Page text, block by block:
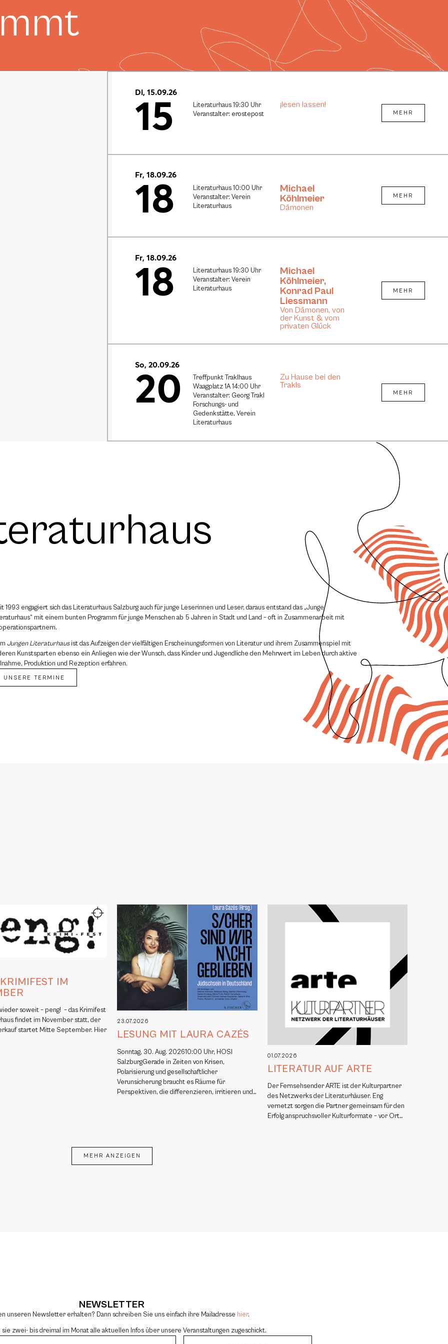
Di, 15.09.26
15
Literaturhaus 19:30 Uhr
Veranstalter: erostepost
¡lesen lassen!
MEHR
Fr, 18.09.26
18
Literaturhaus 10:00 Uhr
Veranstalter: Verein
Literaturhaus
Michael
Köhlmeier
Dämonen
MEHR
Fr, 18.09.26
18
Literaturhaus 19:30 Uhr
Veranstalter: Verein
Literaturhaus
Michael
Köhlmeier,
Konrad Paul
Liessmann
Von Dämonen, von
der Kunst & vom
privaten Glück
MEHR
So, 20.09.26
20
Treffpunkt Traklhaus
Waagplatz 1A 14:00 Uhr
Veranstalter: Georg Trakl
Forschungs- und
Gedenkstätte, Verein
Literaturhaus
Zu Hause bei den
Trakls
MEHR
1993 engagiert sich das Literaturhaus Salzburg auch für junge Leserinnen und Leser, daraus entstand das „Junge
mit einem bunten Programm für junge Menschen ab 5 Jahren in Stadt und Land – oft in Zusammenarbeit mit
Jungen Literaturhausist das Aufzeigen der vielfältigen Erscheinungsformen von Literatur und ihrem Zusammenspiel mit
Kunstsparten ebenso ein Anliegen wie der Wunsch, dass Kinder und Jugendliche den Mehrwert im Leben durch aktive
Produktion und Rezeption erfahren.
UNSERE TERMINE
IM
soweit – peng! – das Krimifest
findet im November statt, der
startet Mitte September. Hier
23.07.2026
LESUNG MIT LAURA CAZÉS
Sonntag, 30. Aug. 202610:00 Uhr, HOSI
SalzburgGerade in Zeiten von Krisen,
Polarisierung und gesellschaftlicher
Verunsicherung braucht es Räume für
Perspektiven, die differenzieren, irritieren und…
01.07.2026
LITERATUR AUF ARTE
Der Fernsehsender ARTE ist der Kulturpartner
des Netzwerks der Literaturhäuser. Eng
vernetzt sorgen die Partner gemeinsam für den
Erfolg anspruchsvoller Kulturformate – vor Ort…
MEHR ANZEIGEN
NEWSLETTER
unseren Newsletter erhalten? Dann schreiben Sie uns einfach ihre Mailadresse hier.
zwei- bis dreimal im Monat alle aktuellen Infos über unsere Veranstaltungen zugeschickt.